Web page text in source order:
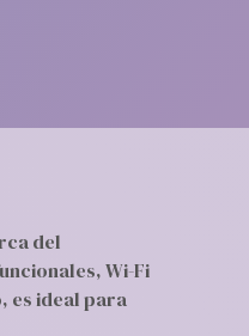
del
Wi-Fi
es ideal para